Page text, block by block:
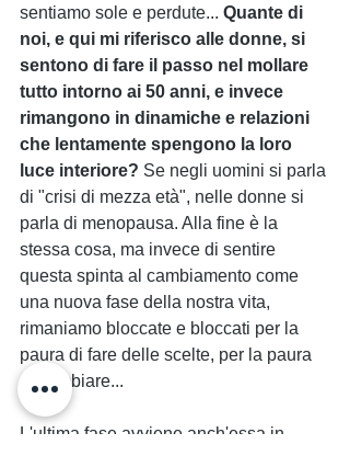
sentiamo sole e perdute... Quante di
noi, e qui mi riferisco alle donne, si
sentono di fare il passo nel mollare
tutto intorno ai 50 anni, e invece
rimangono in dinamiche e relazioni
che lentamente spengono la loro
luce interiore? Se negli uomini si parla
di "crisi di mezza età", nelle donne si
parla di menopausa. Alla fine è la
stessa cosa, ma invece di sentire
questa spinta al cambiamento come
una nuova fase della nostra vita,
rimaniamo bloccate e bloccati per la
paura di fare delle scelte, per la paura
di cambiare...
L'ultima fase avviene anch'essa in